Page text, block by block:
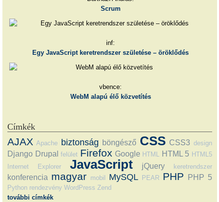
Scrum
inf:
Egy JavaScript keretrendszer születése – öröklődés
vbence:
WebM alapú élő közvetítés
Címkék
AJAX Apache biztonság böngésző CSS CSS3 design
Django Drupal felület Firefox Google HTML HTML 5 HTML5
Internet Explorer
JavaScript jQuery keretrendszer
konferencia magyar mobil MySQL PEAR PHP PHP 5
Python rendezvény WordPress Zend
további címkék